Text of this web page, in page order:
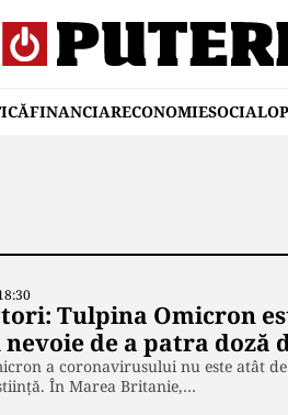
FINANCIARECONOMIESOCIAL
Tulpina Omicron
de a patra doză
a coronavirusului nu este atât
În Marea Britanie,…